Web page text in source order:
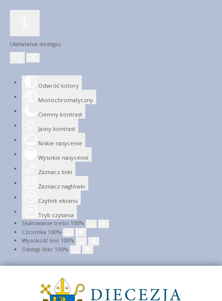
Ułatwienia dostępu
Odwróć kolory
Monochromatyczny
Ciemny kontrast
Jasny kontrast
Niskie nasycenie
Wysokie nasycenie
Zaznacz linki
Zaznacz nagłówki
Czytnik ekranu
Tryb czytania
Skalowanie treści 100%
Czcionka 100%
Wysokość linii 100%
Odstęp liter 100%